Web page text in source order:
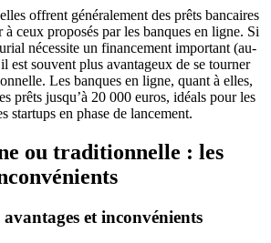
offrent généralement des prêts bancaires
à ceux proposés par les banques en ligne. Si
nécessite un financement important (au-
est souvent plus avantageux de se tourner
Les banques en ligne, quant à elles,
prêts jusqu’à 20 000 euros, idéals pour les
startups en phase de lancement.
ou traditionnelle : les
et inconvénients